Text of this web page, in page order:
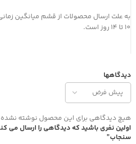
به علت ارسال محصولات از قشم میانگین
10 تا 14 روز است.
دیدگاهها
هیچ دیدگاهی برای این محصول نوشته
اولین نفری باشید که دیدگاهی را ارسال می
سنجاب”